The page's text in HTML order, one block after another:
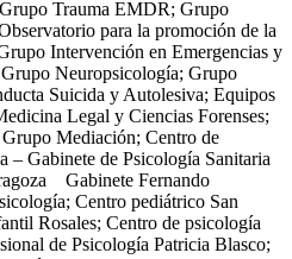
Trauma EMDR; Grupo
para la promoción de la
Intervención en Emergencias y
Neuropsicología; Grupo
Suicida y Autolesiva; Equipos
Legal y Ciencias Forenses;
Mediación; Centro de
Gabinete de Psicología Sanitaria
Gabinete Fernando
Centro pediátrico San
Rosales; Centro de psicología
de Psicología Patricia Blasco;